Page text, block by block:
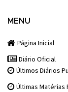
MENU
Página Inicial
Diário Oficial
Últimos Diários
Últimas Matérias